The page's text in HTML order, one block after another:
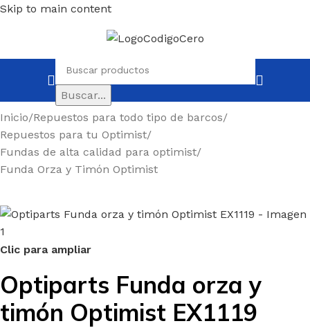
Skip to main content
Buscar...
Inicio/Repuestos para todo tipo de barcos/
Repuestos para tu Optimist/
Fundas de alta calidad para optimist/
Funda Orza y Timón Optimist
Clic para ampliar
Optiparts Funda orza y
timón Optimist EX1119